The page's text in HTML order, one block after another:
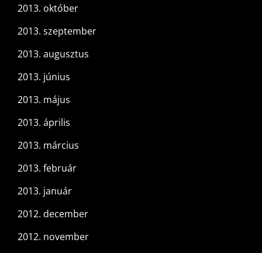
2013. október
2013. szeptember
2013. augusztus
2013. június
2013. május
2013. április
2013. március
2013. február
2013. január
2012. december
2012. november